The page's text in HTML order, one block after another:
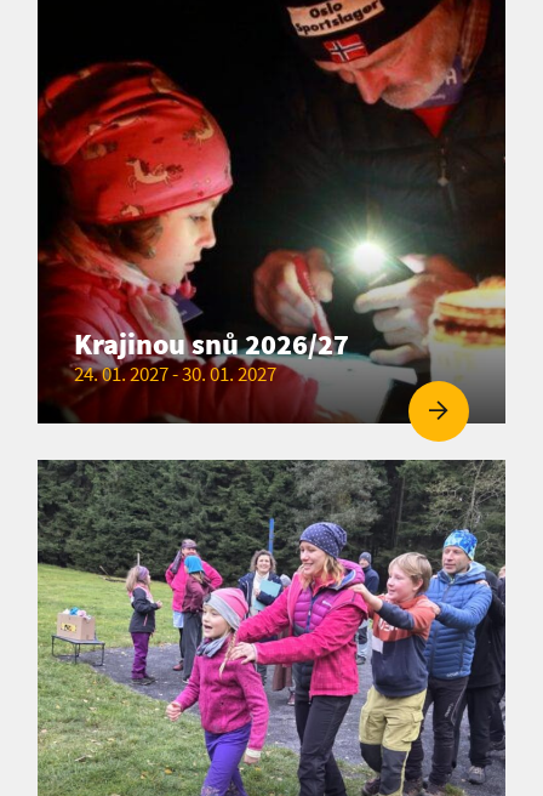
Krajinou snů 2026/27
24. 01. 2027 - 30. 01. 2027